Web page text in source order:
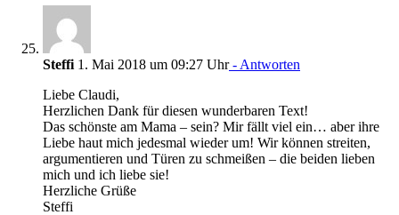
Steffi 1. Mai 2018 um 09:27 Uhr- Antworten
Liebe Claudi,
Herzlichen Dank für diesen wunderbaren Text!
Das schönste am Mama – sein? Mir fällt viel ein… aber ihre
Liebe haut mich jedesmal wieder um! Wir können streiten,
argumentieren und Türen zu schmeißen – die beiden lieben
mich und ich liebe sie!
Herzliche Grüße
Steffi